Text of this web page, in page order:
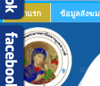
หน้าแรก ข้อมูลสังฆ